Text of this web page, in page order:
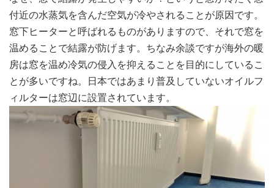
付近の水蒸気を含んだ空気が冷やされることが原因です。
窓下ヒーターと呼ばれるものがありますので、それで窓を
温めることで結露が防げます。ちなみ余談ですが海外の暖
房は窓を温め冷気の侵入を抑えることを目的にしているこ
とが多いですね。日本ではあまり普及していないオイルフ
ィルターは窓辺に設置されています。